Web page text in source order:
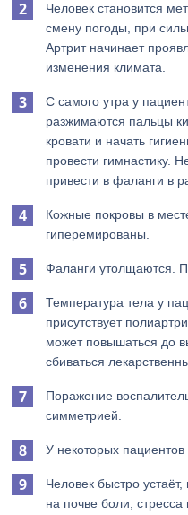
Человек становится
смену погоды, при
Артрит начинает
изменения климата.
С самого утра у
разжимаются пальцы
кровати и начать
провести гимнастику.
привести в фаланги в
Кожные покровы в
гиперемированы.
Фаланги утолщаются.
Температура тела у
присутствует
может повышаться до
сбиваться
Поражение
симметрией.
У некоторых
Человек быстро
на почве боли, стресса